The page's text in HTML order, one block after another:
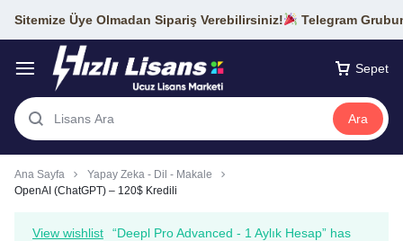
Sitemize Üye Olmadan Sipariş Verebilirsiniz! Telegram
Sepet
Ara
Ana Sayfa
Yapay Zeka - Dil - Makale
OpenAI (ChatGPT) – 120$ Kredili
View wishlist
“Deepl Pro Advanced - 1 Aylık Hesap” has